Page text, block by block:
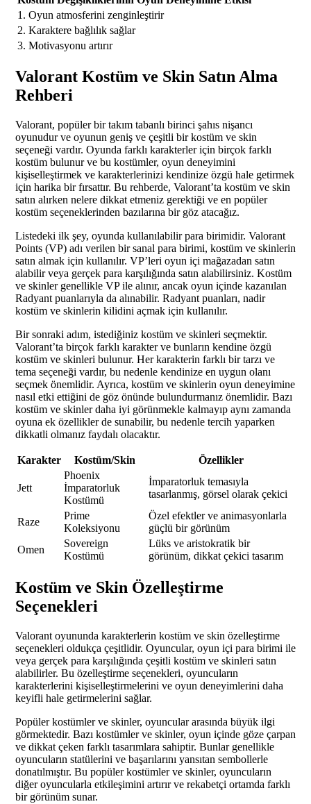
1. Oyun atmosferini zenginleştirir
2. Karaktere bağlılık sağlar
3. Motivasyonu artırır
Valorant Kostüm ve Skin Satın Alma
Rehberi
Valorant, popüler bir takım tabanlı birinci şahıs nişancı
oyunudur ve oyunun geniş ve çeşitli bir kostüm ve skin
seçeneği vardır. Oyunda farklı karakterler için birçok farklı
kostüm bulunur ve bu kostümler, oyun deneyimini
kişiselleştirmek ve karakterlerinizi kendinize özgü hale getirmek
için harika bir fırsattır. Bu rehberde, Valorant’ta kostüm ve skin
satın alırken nelere dikkat etmeniz gerektiği ve en popüler
kostüm seçeneklerinden bazılarına bir göz atacağız.
Listedeki ilk şey, oyunda kullanılabilir para birimidir. Valorant
Points (VP) adı verilen bir sanal para birimi, kostüm ve skinlerin
satın almak için kullanılır. VP’leri oyun içi mağazadan satın
alabilir veya gerçek para karşılığında satın alabilirsiniz. Kostüm
ve skinler genellikle VP ile alınır, ancak oyun içinde kazanılan
Radyant puanlarıyla da alınabilir. Radyant puanları, nadir
kostüm ve skinlerin kilidini açmak için kullanılır.
Bir sonraki adım, istediğiniz kostüm ve skinleri seçmektir.
Valorant’ta birçok farklı karakter ve bunların kendine özgü
kostüm ve skinleri bulunur. Her karakterin farklı bir tarzı ve
tema seçeneği vardır, bu nedenle kendinize en uygun olanı
seçmek önemlidir. Ayrıca, kostüm ve skinlerin oyun deneyimine
nasıl etki ettiğini de göz önünde bulundurmanız önemlidir. Bazı
kostüm ve skinler daha iyi görünmekle kalmayıp aynı zamanda
oyuna ek özellikler de sunabilir, bu nedenle tercih yaparken
dikkatli olmanız faydalı olacaktır.
Karakter Kostüm/Skin Özellikler
Jett
Phoenix
İmparatorluk
Kostümü
İmparatorluk temasıyla
tasarlanmış, görsel olarak çekici
Raze
Prime
Koleksiyonu
Özel efektler ve animasyonlarla
güçlü bir görünüm
Omen
Sovereign
Kostümü
Lüks ve aristokratik bir
görünüm, dikkat çekici tasarım
Kostüm ve Skin Özelleştirme
Seçenekleri
Valorant oyununda karakterlerin kostüm ve skin özelleştirme
seçenekleri oldukça çeşitlidir. Oyuncular, oyun içi para birimi ile
veya gerçek para karşılığında çeşitli kostüm ve skinleri satın
alabilirler. Bu özelleştirme seçenekleri, oyuncuların
karakterlerini kişiselleştirmelerini ve oyun deneyimlerini daha
keyifli hale getirmelerini sağlar.
Popüler kostümler ve skinler, oyuncular arasında büyük ilgi
görmektedir. Bazı kostümler ve skinler, oyun içinde göze çarpan
ve dikkat çeken farklı tasarımlara sahiptir. Bunlar genellikle
oyuncuların statülerini ve başarılarını yansıtan sembollerle
donatılmıştır. Bu popüler kostümler ve skinler, oyuncuların
diğer oyuncularla etkileşimini artırır ve rekabetçi ortamda farklı
bir görünüm sunar.